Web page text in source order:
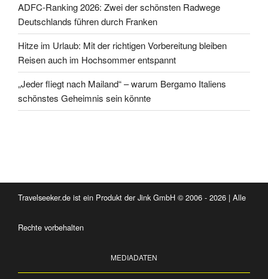
ADFC-Ranking 2026: Zwei der schönsten Radwege
Deutschlands führen durch Franken
Hitze im Urlaub: Mit der richtigen Vorbereitung bleiben
Reisen auch im Hochsommer entspannt
„Jeder fliegt nach Mailand“ – warum Bergamo Italiens
schönstes Geheimnis sein könnte
Travelseeker.de ist ein Produkt der Jink GmbH © 2006 - 2026 | Alle
Rechte vorbehalten
MEDIADATEN